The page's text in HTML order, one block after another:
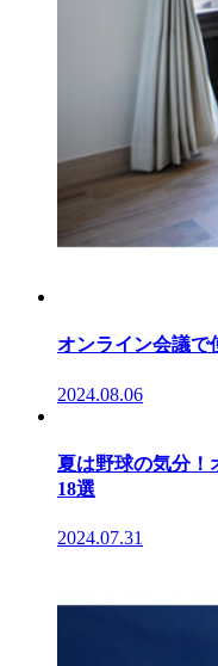
オンライン会議で
2024.08.06
夏は野球の気分！
18選
2024.07.31